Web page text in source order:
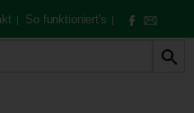
| So funktioniert's |